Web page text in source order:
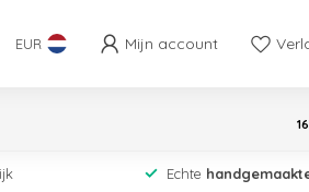
EUR Mijn account
Echte